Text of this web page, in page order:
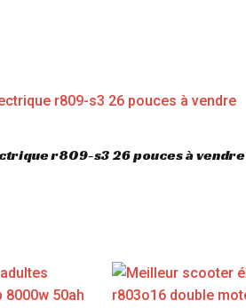
r809-s3 26 pouces à vendre